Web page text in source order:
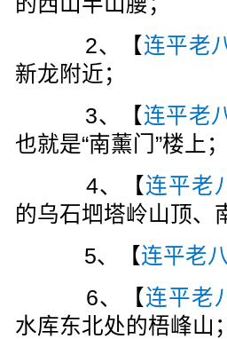
2、【连平老
新龙附近；
3、【连平老
也就是“南薰门”楼上；
4、【连平老
的乌石垇塔岭山顶、
5、【连平老
6、【连平老
水库东北处的梧峰山；